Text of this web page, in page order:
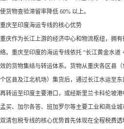
使货物查验滞留率降低 60% 以上。​
重庆至印度海运专线的核心优势​
重庆作为长江上游的经济中心和物流枢纽，拥
络。重庆至印度的海运专线依托 “长江黄金水道
效的货物集结与转运体系。货物从重庆各区县
个区县及江北机场）集货后，通过长江水运至东
再转运至印度主要港口，或经斯里兰卡科伦坡港
孟买、加尔各答、班加罗尔等主要工业和商业城
双清包税专线的核心优势首先体现在全程税费透